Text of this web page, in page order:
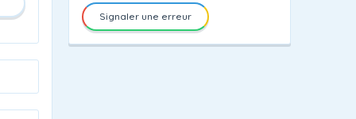
Signaler une erreur